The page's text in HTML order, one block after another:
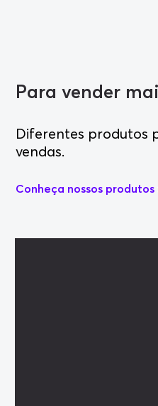
Para vender
Diferentes produtos
vendas.
Conheça nossos produtos